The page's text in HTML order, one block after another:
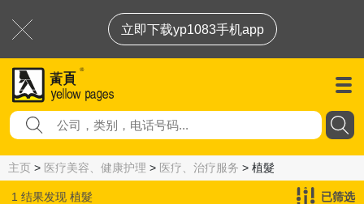
立即下载yp1083手机app
主页 > 医疗美容、健康护理 > 医疗、治疗服务 > 植髮
1 结果发现 植髮 已筛选